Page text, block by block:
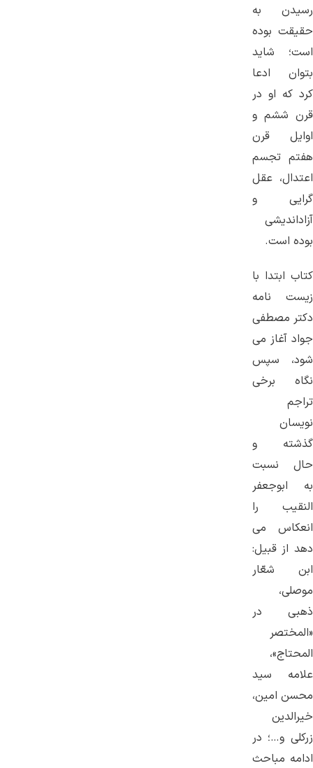
رسیدن به
حقیقت بوده
است؛ شاید
بتوان ادعا
کرد که او در
قرن ششم و
اوایل قرن
هفتم تجسم
اعتدال، عقل
گرایی و
آزاداندیشی
بوده است.
کتاب ابتدا با
زیست نامه
دکتر مصطفی
جواد آغاز می
شود، سپس
نگاه برخی
تراجم
نویسان
گذشته و
حال نسبت
به ابوجعفر
النقیب را
انعکاس می
دهد از قبیل:
ابن شعّار
موصلی،
ذهبی در
«المختصر
المحتاج»،
علامه سید
محسن امین،
خیرالدین
زرکلی و…؛ در
ادامه مباحث